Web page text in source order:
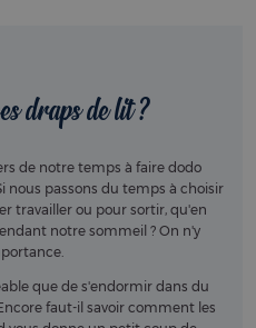
draps de lit ?
de notre temps à faire dodo
nous passons du temps à choisir
travailler ou pour sortir, qu'en
notre sommeil ? On n'y
que de s'endormir dans du
faut-il savoir comment les